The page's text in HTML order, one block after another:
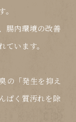
腸内環境の改善
います。
の「発生を抑え
ぱく質汚れを除